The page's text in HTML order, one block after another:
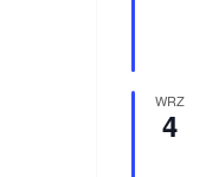
WRZ
4